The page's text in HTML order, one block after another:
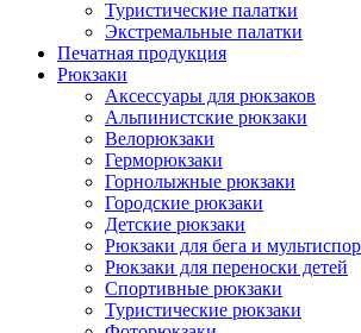
Туристические палатки
Экстремальные палатки
Печатная продукция
Рюкзаки
Аксессуары для рюкзаков
Альпинистские рюкзаки
Велорюкзаки
Герморюкзаки
Горнолыжные рюкзаки
Городские рюкзаки
Детские рюкзаки
Рюкзаки для бега и
Рюкзаки для переноски детей
Спортивные рюкзаки
Туристические рюкзаки